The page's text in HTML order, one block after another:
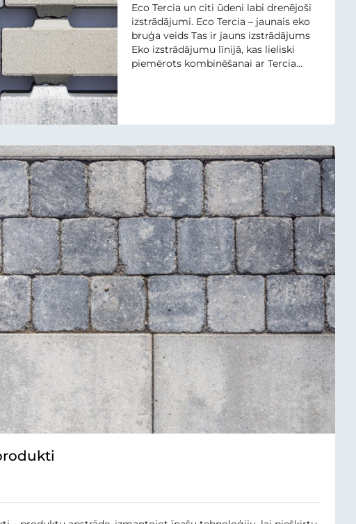
Eco Tercia un citi ūdeni labi drenējoši
izstrādājumi. Eco Tercia – jaunais eko
bruģa veids Tas ir jauns izstrādājums
Eko izstrādājumu līnijā, kas lieliski
piemērots kombinēšanai ar Tercia
novadīšanu, tāpēc...